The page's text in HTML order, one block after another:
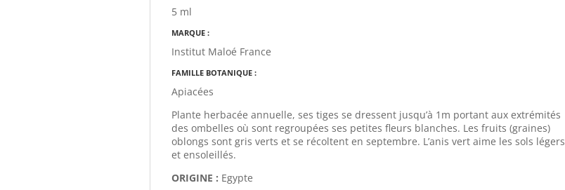
5 ml
MARQUE :
Institut Maloé France
FAMILLE BOTANIQUE :
Apiacées
Plante herbacée annuelle, ses tiges se dressent jusqu’à 1m portant aux extrémités
des ombelles où sont regroupées ses petites fleurs blanches. Les fruits (graines)
oblongs sont gris verts et se récoltent en septembre. L’anis vert aime les sols légers
et ensoleillés.
ORIGINE : Egypte